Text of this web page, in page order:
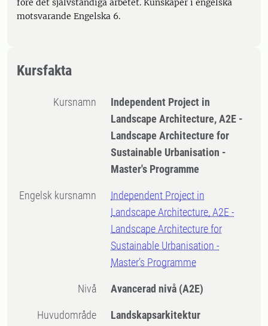
före det självständiga arbetet. Kunskaper i engelska
motsvarande Engelska 6.
Kursfakta
Kursnamn
Independent Project in
Landscape Architecture, A2E -
Landscape Architecture for
Sustainable Urbanisation -
Master's Programme
Engelsk kursnamn
Independent Project in
Landscape Architecture, A2E -
Landscape Architecture for
Sustainable Urbanisation -
Master’s Programme
Nivå Avancerad nivå (A2E)
Huvudområde Landskapsarkitektur